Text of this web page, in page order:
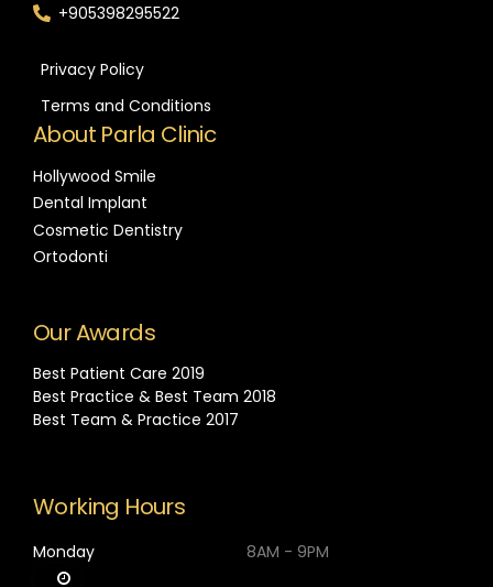
+905398295522
Privacy Policy
Terms and Conditions
About Parla Clinic
Hollywood Smile
Dental Implant
Cosmetic Dentistry
Ortodonti
Our Awards
Best Patient Care 2019
Best Practice & Best Team 2018
Best Team & Practice 2017
Working Hours
Monday 8AM - 9PM